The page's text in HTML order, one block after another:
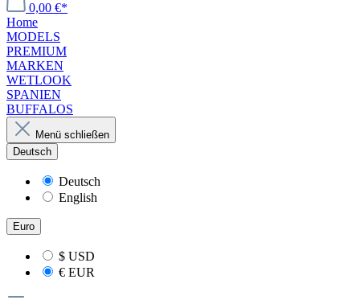
0,00 €*
Home
MODELS
PREMIUM
MARKEN
WETLOOK
SPANIEN
BUFFALOS
Menü schließen
Deutsch
Deutsch
English
Euro
$ USD
€ EUR